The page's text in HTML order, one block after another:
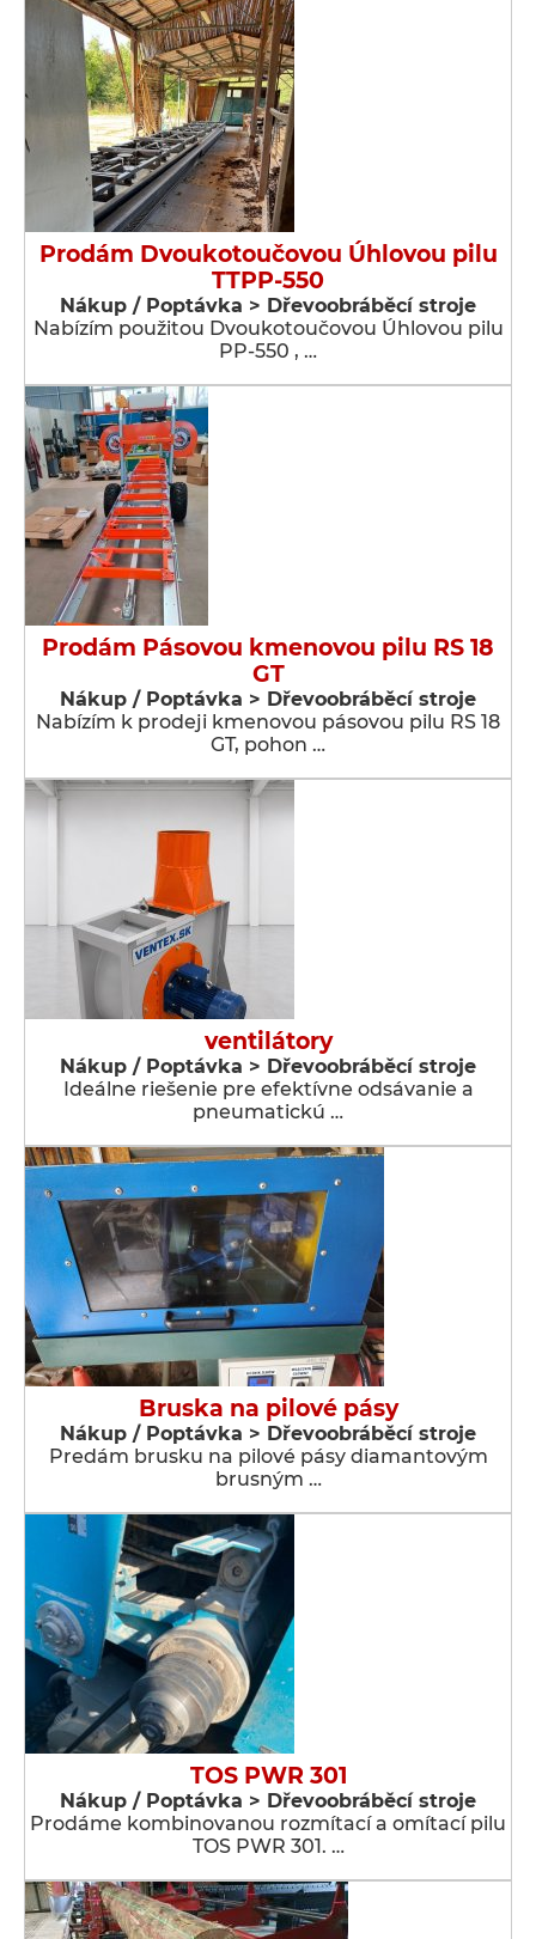
Prodám Dvoukotoučovou Úhlovou pilu
TTPP-550
Nákup / Poptávka > Dřevoobráběcí stroje
Nabízím použitou Dvoukotoučovou Úhlovou pilu
PP-550 , …
Prodám Pásovou kmenovou pilu RS 18
GT
Nákup / Poptávka > Dřevoobráběcí stroje
Nabízím k prodeji kmenovou pásovou pilu RS 18
GT, pohon …
ventilátory
Nákup / Poptávka > Dřevoobráběcí stroje
Ideálne riešenie pre efektívne odsávanie a
pneumatickú …
Bruska na pilové pásy
Nákup / Poptávka > Dřevoobráběcí stroje
Predám brusku na pilové pásy diamantovým
brusným …
TOS PWR 301
Nákup / Poptávka > Dřevoobráběcí stroje
Prodáme kombinovanou rozmítací a omítací pilu
TOS PWR 301. …